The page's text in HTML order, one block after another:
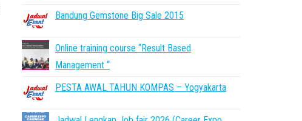
Bandung Gemstone Big Sale 2015
Online training course “Result Based
Management “
PESTA AWAL TAHUN KOMPAS – Yogyakarta